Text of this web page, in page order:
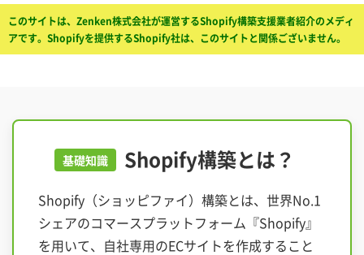
このサイトは、Zenken株式会社が運営するShopify構築支援業者紹介のメディ
アです。Shopifyを提供するShopify社は、このサイトと関係ございません。
基礎知識 Shopify構築とは？
Shopify（ショッピファイ）構築とは、世界No.1
シェアのコマースプラットフォーム『Shopify』
を用いて、自社専用のECサイトを作成すること